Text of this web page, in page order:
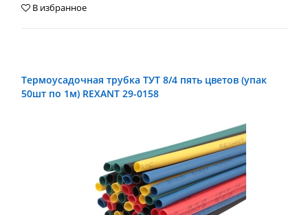
В избранное
Термоусадочная трубка ТУТ 8/4 пять цветов (упак
50шт по 1м) REXANT 29-0158